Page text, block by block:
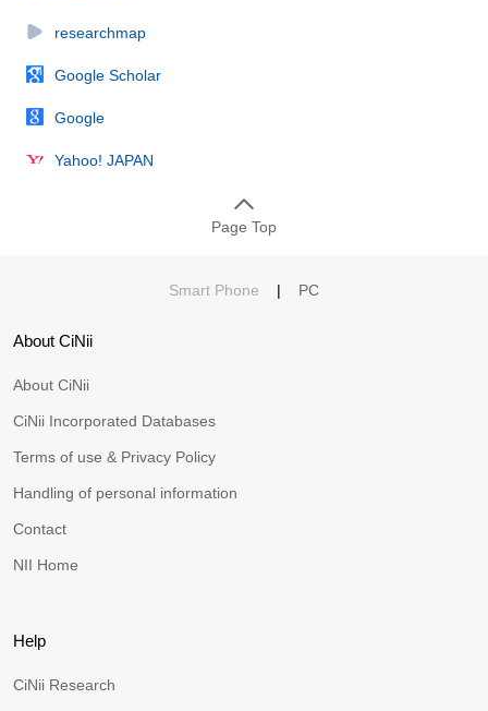
researchmap
Google Scholar
Google
Yahoo! JAPAN
Page Top
Smart Phone | PC
About CiNii
About CiNii
CiNii Incorporated Databases
Terms of use & Privacy Policy
Handling of personal information
Contact
NII Home
Help
CiNii Research